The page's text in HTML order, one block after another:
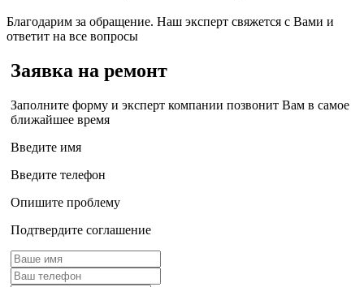
Благодарим за обращение. Наш эксперт свяжется с Вами и
ответит на все вопросы
Заявка на ремонт
Заполните форму и эксперт компании позвонит Вам в самое
ближайшее время
Введите имя
Введите телефон
Опишите проблему
Подтвердите соглашение